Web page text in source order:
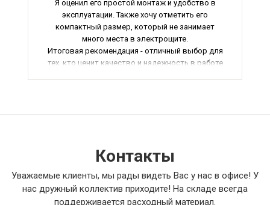
Я оценил его простой монтаж и удобство в
эксплуатации. Также хочу отметить его
компактный размер, который не занимает
много места в электрощите.
Итоговая рекомендация - отличный выбор для
тех, кто ценит качество и надежность в работе
Контакты
Уважаемые клиенты, мы рады видеть Вас у нас в офисе! У
нас дружный коллектив приходите! На складе всегда
поддерживается расходный материал.